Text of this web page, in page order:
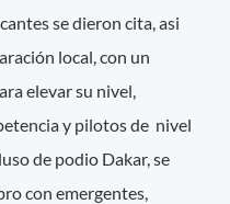
se dieron cita, asi
local, con un
elevar su nivel,
y pilotos de nivel
de podio Dakar, se
con emergentes,